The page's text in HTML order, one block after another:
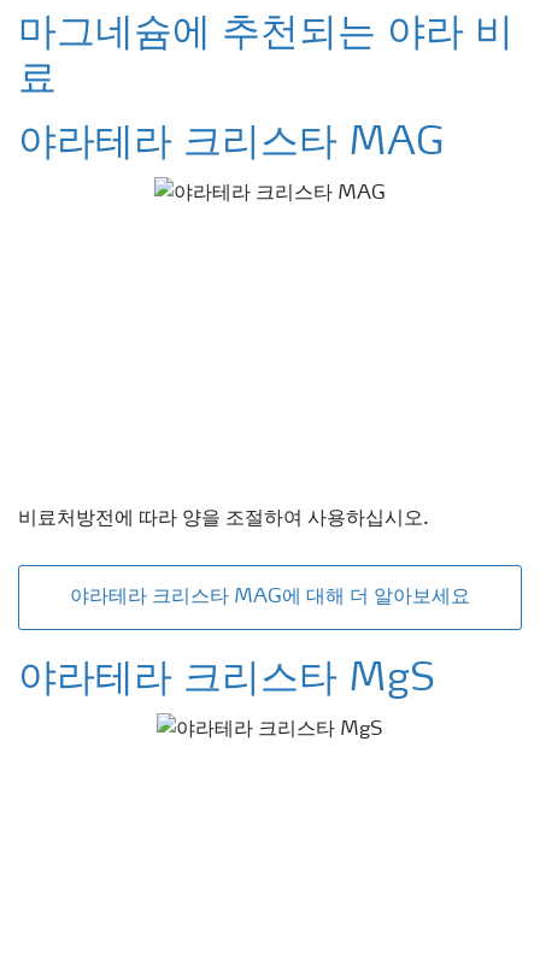
마그네슘에 추천되는 야라 비
료
야라테라 크리스타 MAG
비료처방전에 따라 양을 조절하여 사용하십시오.
야라테라 크리스타 MAG에 대해 더 알아보세요
야라테라 크리스타 MgS